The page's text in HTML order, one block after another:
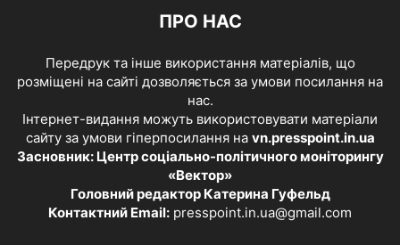
ПРО НАС
Передрук та інше використання матеріалів, що
розміщені на сайті дозволяється за умови посилання на
нас.
Інтернет-видання можуть використовувати матеріали
сайту за умови гіперпосилання на vn.presspoint.in.ua
Засновник: Центр соціально-політичного моніторингу
«Вектор»
Головний редактор Катерина Гуфельд
Контактний Email: presspoint.in.ua@gmail.com